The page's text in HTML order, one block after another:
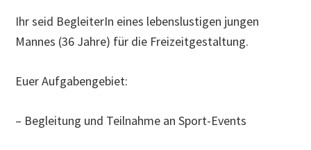
Ihr seid BegleiterIn eines lebenslustigen jungen
Mannes (36 Jahre) für die Freizeitgestaltung.
Euer Aufgabengebiet:
– Begleitung und Teilnahme an Sport-Events